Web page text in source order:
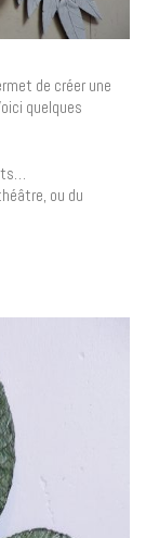
de créer une
quelques
ou du